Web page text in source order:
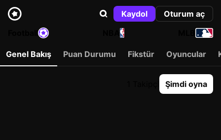
Kaydol
Oturum aç
NBA
Genel Bakış Puan Durumu Fikstür Oyuncular
Şimdi oyna